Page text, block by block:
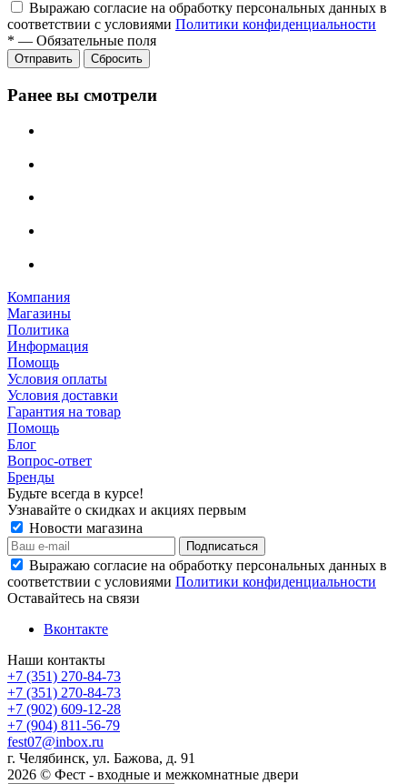
Выражаю согласие на обработку персональных данных в
соответствии с условиями Политики конфиденциальности
* — Обязательные поля
Отправить Сбросить
Ранее вы смотрели
Компания
Магазины
Политика
Информация
Помощь
Условия оплаты
Условия доставки
Гарантия на товар
Помощь
Блог
Вопрос-ответ
Бренды
Будьте всегда в курсе!
Узнавайте о скидках и акциях первым
Новости магазина
Выражаю согласие на обработку персональных данных в
соответствии с условиями Политики конфиденциальности
Оставайтесь на связи
Вконтакте
Наши контакты
+7 (351) 270-84-73
+7 (351) 270-84-73
+7 (902) 609-12-28
+7 (904) 811-56-79
fest07@inbox.ru
г. Челябинск, ул. Бажова, д. 91
2026 © Фест - входные и межкомнатные двери